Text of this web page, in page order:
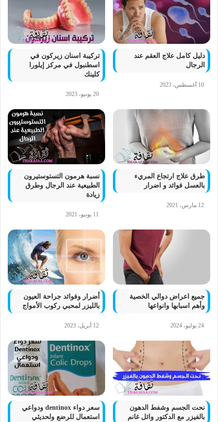
دليل كامل علاج العقم عند
الرجال
10 أغسطس، 2023
تركيبة اسنان زيركون في
اسطنبول في مركز إيلورا
كلينك
20 يونيو، 2023
طرق علاج ارتجاع المريء
بالعسل فوائد و اضرار
12 مارس، 2021
نسبة هرمون التستوستيرون
الطبيعية عند الرجال وطرق
زيادة
11 يونيو، 2021
جميع اعراض دوالي الخصية
وأهم اسبابها وانواعها
24 يوليو، 2024
أضرار وفوائد جراحة العيون
بالليزر لمحبي ركوب الأمواج
12 أبريل، 2023
نحت الجسم وشفط الدهون
بالفيزر مع الدكتور وائل غانم
سعر دواء dentinox ودواعي
استعمال للرضع ولحديثي